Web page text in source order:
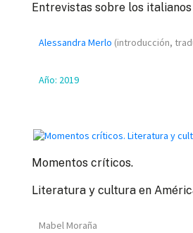
Entrevistas sobre los italianos
Alessandra Merlo (introducción,
Año: 2019
Momentos críticos.
Literatura y cultura en
Mabel Moraña